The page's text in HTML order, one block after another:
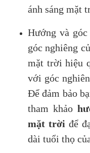
ánh sáng mặt
Hướng và
góc nghiêng
mặt trời hiệu
với góc
Để đảm bảo
tham khảo
mặt trời để
dài tuổi thọ